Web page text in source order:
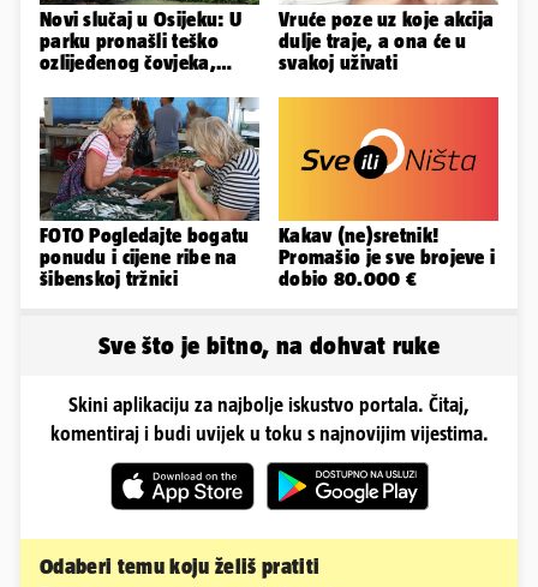
Novi slučaj u Osijeku: U
parku pronašli teško
ozlijeđenog čovjeka,
Vruće poze uz koje akcija
dulje traje, a ona će u
svakoj uživati
FOTO Pogledajte bogatu
ponudu i cijene ribe na
šibenskoj tržnici
Kakav (ne)sretnik!
Promašio je sve brojeve i
dobio 80.000 €
Sve što je bitno, na dohvat ruke
Skini aplikaciju za najbolje iskustvo portala. Čitaj,
komentiraj i budi uvijek u toku s najnovijim vijestima.
Odaberi temu koju želiš pratiti